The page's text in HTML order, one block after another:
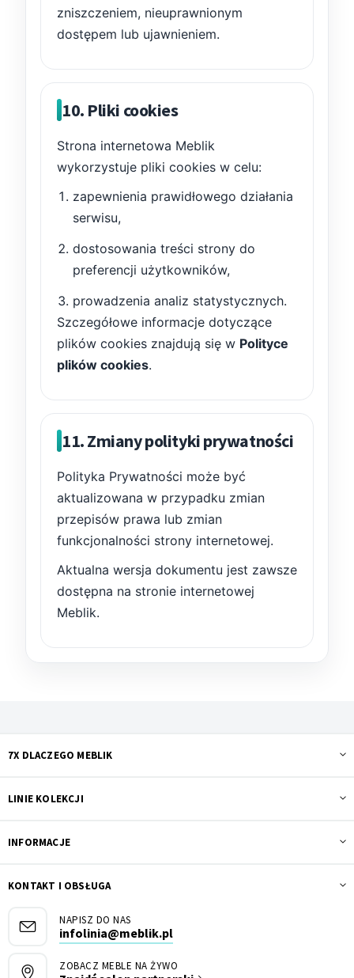
zniszczeniem, nieuprawnionym
dostępem lub ujawnieniem.
10. Pliki cookies
Strona internetowa Meblik
wykorzystuje pliki cookies w celu:
zapewnienia prawidłowego działania
serwisu,
dostosowania treści strony do
preferencji użytkowników,
prowadzenia analiz statystycznych.
Szczegółowe informacje dotyczące
plików cookies znajdują się w Polityce
plików cookies.
11. Zmiany polityki prywatności
Polityka Prywatności może być
aktualizowana w przypadku zmian
przepisów prawa lub zmian
funkcjonalności strony internetowej.
Aktualna wersja dokumentu jest zawsze
dostępna na stronie internetowej
Meblik.
7X DLACZEGO MEBLIK
LINIE KOLEKCJI
INFORMACJE
KONTAKT I OBSŁUGA
NAPISZ DO NAS
infolinia@meblik.pl
ZOBACZ MEBLE NA ŻYWO